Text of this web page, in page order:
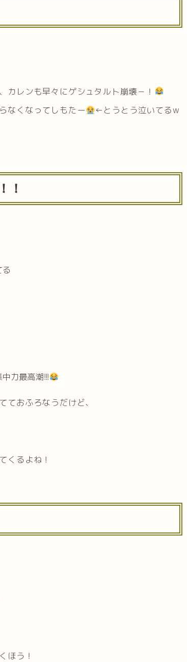
レンも早々にゲシュタルト崩壊－！
なくなってしもたー
←とうとう泣いてるw
！
力最高潮!!!
ておふろなうだけど、
くるよね！
ほう！